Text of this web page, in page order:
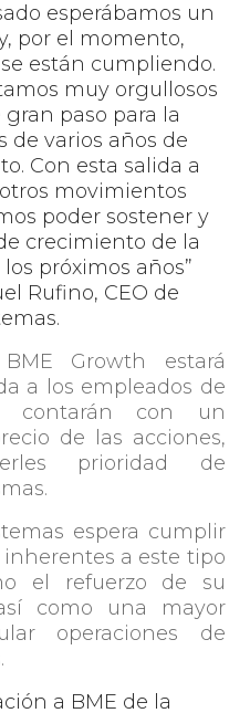
esperábamos un
por el momento,
están cumpliendo.
muy orgullosos
paso para la
de varios años de
Con esta salida a
movimientos
poder sostener y
crecimiento de la
próximos años”
Rufino, CEO de
Growth estará
a los empleados de
contarán con un
de las acciones,
prioridad de
espera cumplir
a este tipo
el refuerzo de su
como una mayor
operaciones de
a BME de la